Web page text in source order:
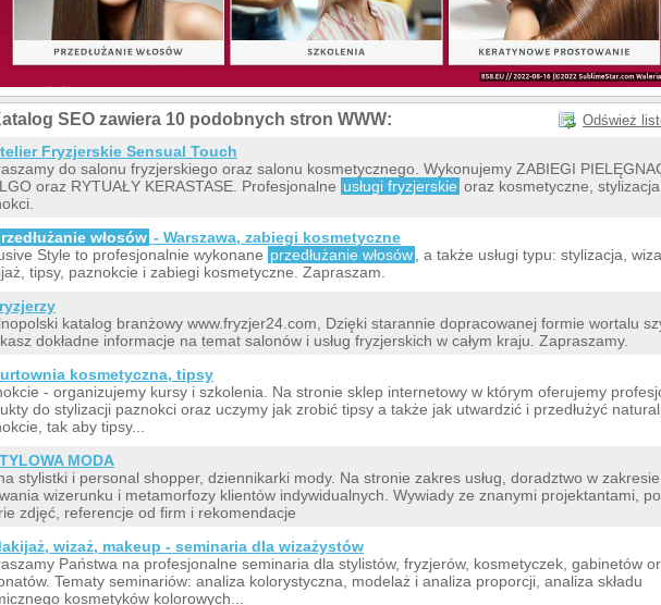
SEO zawiera 10 podobnych stron WWW: Odśwież
Fryzjerskie Sensual Touch
do salonu fryzjerskiego oraz salonu kosmetycznego. Wykonujemy ZABIEGI
oraz RYTUAŁY KERASTASE. Profesjonalne usługi fryzjerskie oraz kosmetyczne, stylizacja
włosów - Warszawa, zabiegi kosmetyczne
Style to profesjonalnie wykonane przedłużanie włosów
, a także usługi typu: stylizacja,
tipsy, paznokcie i zabiegi kosmetyczne. Zapraszam.
katalog branżowy www.fryzjer24.com, Dzięki starannie dopracowanej formie wortalu
dokładne informacje na temat salonów i usług fryzjerskich w całym kraju. Zapraszamy.
kosmetyczna, tipsy
- organizujemy kursy i szkolenia. Na stronie sklep internetowy w którym oferujemy
do stylizacji paznokci oraz uczymy jak zrobić tipsy a także jak utwardzić i przedłużyć
tak aby tipsy...
MODA
stylistki i personal shopper, dziennikarki mody. Na stronie zakres usług, doradztwo w zakresie
wizerunku i metamorfozy klientów indywidualnych. Wywiady ze znanymi projektantami,
zdjęć, referencje od firm i rekomendacje
wizaż, makeup - seminaria dla wizażystów
Państwa na profesjonalne seminaria dla stylistów, fryzjerów, kosmetyczek, gabinetów
Tematy seminariów: analiza kolorystyczna, modelaż i analiza proporcji, analiza składu
kosmetyków kolorowych...